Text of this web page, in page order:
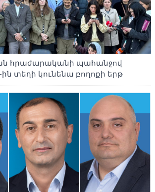
հրաժարականի պահանջով
ին տեղի կունենա բողոքի երթ